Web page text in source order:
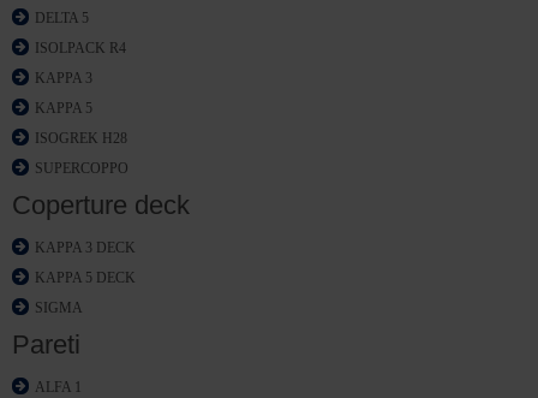
DELTA 5
ISOLPACK R4
KAPPA 3
KAPPA 5
ISOGREK H28
SUPERCOPPO
Coperture deck
KAPPA 3 DECK
KAPPA 5 DECK
SIGMA
Pareti
ALFA 1